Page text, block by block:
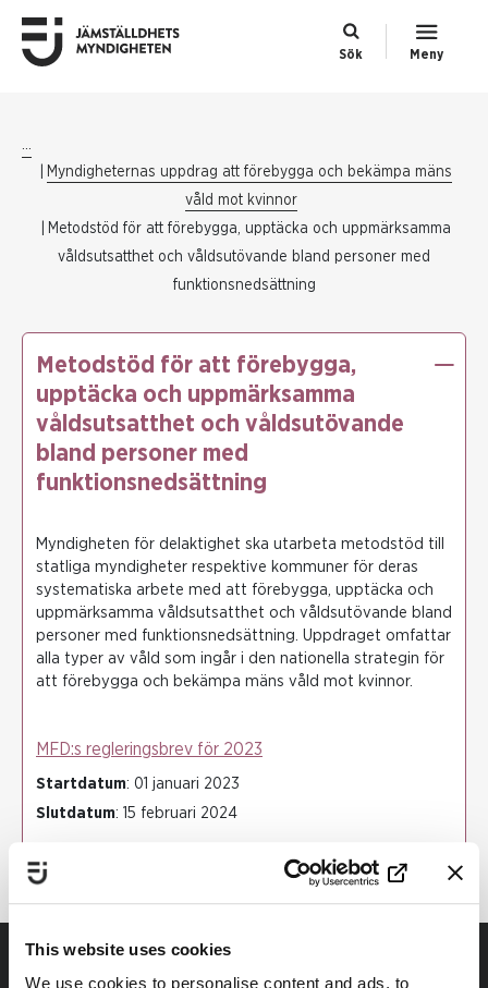
This website uses cookies
We use cookies to personalise content and ads, to
Sök Meny
...
Myndigheternas uppdrag att förebygga och bekämpa mäns
våld mot kvinnor
Metodstöd för att förebygga, upptäcka och uppmärksamma
våldsutsatthet och våldsutövande bland personer med
funktionsnedsättning
Metodstöd för att förebygga,
upptäcka och uppmärksamma
våldsutsatthet och våldsutövande
bland personer med
funktionsnedsättning
Myndigheten för delaktighet ska utarbeta metodstöd till
statliga myndigheter respektive kommuner för deras
systematiska arbete med att förebygga, upptäcka och
uppmärksamma våldsutsatthet och våldsutövande bland
personer med funktionsnedsättning. Uppdraget omfattar
alla typer av våld som ingår i den nationella strategin för
att förebygga och bekämpa mäns våld mot kvinnor.
MFD:s regleringsbrev för 2023
Startdatum: 01 januari 2023
Slutdatum: 15 februari 2024